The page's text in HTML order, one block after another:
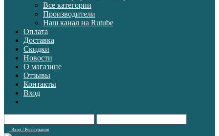
Все категории
Производители
Наш канал на Rutube
Оплата
Доставка
Скидки
Новости
О магазине
Отзывы
Контакты
Вход
Вход / Регистрация